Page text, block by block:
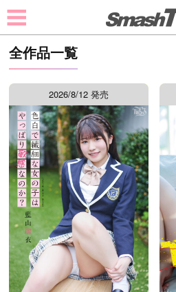
全作品一覧
2026/8/12 発売